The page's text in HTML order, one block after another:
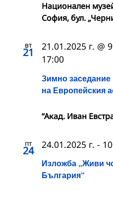
Национален
София, бул.
вт
21
Зимно
на Европейския
21.01.2025 г. @
17:00
“Акад. Иван
пт
24
Изложба „Живи
България“
24.01.2025 г. -